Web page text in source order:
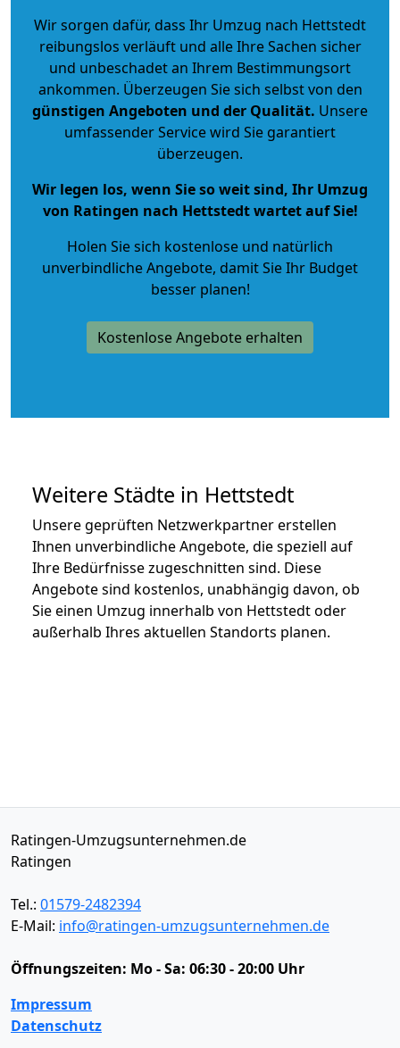
Wir sorgen dafür, dass Ihr Umzug nach Hettstedt
reibungslos verläuft und alle Ihre Sachen sicher
und unbeschadet an Ihrem Bestimmungsort
ankommen. Überzeugen Sie sich selbst von den
günstigen Angeboten und der Qualität. Unsere
umfassender Service wird Sie garantiert
überzeugen.
Wir legen los, wenn Sie so weit sind, Ihr Umzug
von Ratingen nach Hettstedt wartet auf Sie!
Holen Sie sich kostenlose und natürlich
unverbindliche Angebote, damit Sie Ihr Budget
besser planen!
Kostenlose Angebote erhalten
Weitere Städte in Hettstedt
Unsere geprüften Netzwerkpartner erstellen
Ihnen unverbindliche Angebote, die speziell auf
Ihre Bedürfnisse zugeschnitten sind. Diese
Angebote sind kostenlos, unabhängig davon, ob
Sie einen Umzug innerhalb von Hettstedt oder
außerhalb Ihres aktuellen Standorts planen.
Ratingen-Umzugsunternehmen.de
Ratingen
Tel.: 01579-2482394
E-Mail: info@ratingen-umzugsunternehmen.de
Öffnungszeiten: Mo - Sa: 06:30 - 20:00 Uhr
Impressum
Datenschutz